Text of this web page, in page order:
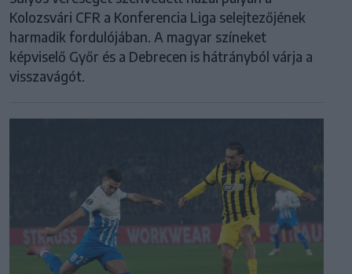
Kolozsvári CFR a Konferencia Liga selejtezőjének
harmadik fordulójában. A magyar színeket
képviselő Győr és a Debrecen is hátrányból várja a
visszavágót.